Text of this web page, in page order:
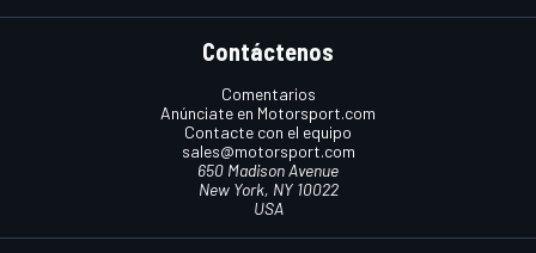
Contáctenos
Comentarios
Anúnciate en Motorsport.com
Contacte con el equipo
sales@motorsport.com
650 Madison Avenue
New York, NY 10022
USA